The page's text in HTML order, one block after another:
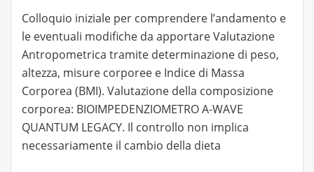
Colloquio iniziale per comprendere l’andamento e
le eventuali modifiche da apportare Valutazione
Antropometrica tramite determinazione di peso,
altezza, misure corporee e Indice di Massa
Corporea (BMI). Valutazione della composizione
corporea: BIOIMPEDENZIOMETRO A-WAVE
QUANTUM LEGACY. Il controllo non implica
necessariamente il cambio della dieta